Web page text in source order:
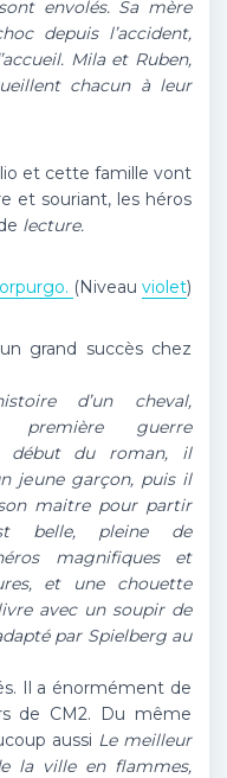
envolés. Sa mère
depuis l’accident,
Mila et Ruben,
chacun à leur
et cette famille vont
et souriant, les héros
lecture.
(Niveau violet)
grand succès chez
d’un cheval,
première guerre
début du roman, il
jeune garçon, puis il
maitre pour partir
belle, pleine de
magnifiques et
et une chouette
avec un soupir de
par Spielberg au
Il a énormément de
de CM2. Du même
aussi Le meilleur
la ville en flammes,